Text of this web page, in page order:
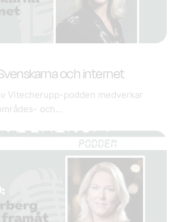
och internet
Vitecherupp-podden medverkar
och...